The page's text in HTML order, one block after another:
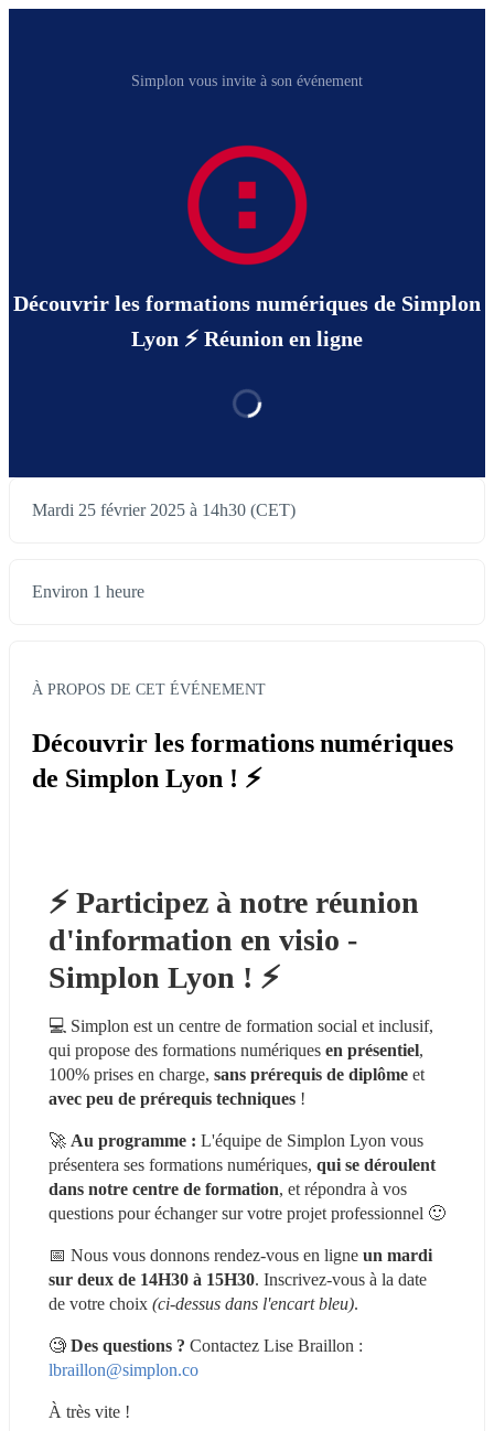
Simplon vous invite à son événement
Découvrir les formations numériques de Simplon
Lyon ⚡️ Réunion en ligne
Mardi 25 février 2025 à 14h30 (CET)
Environ 1 heure
À PROPOS DE CET ÉVÉNEMENT
Découvrir les formations numériques
de Simplon Lyon ! ⚡️
⚡️ Participez à notre réunion
d'information en visio -
Simplon Lyon ! ⚡️
💻 Simplon est un centre de formation social et inclusif,
qui propose des formations numériques en présentiel,
100% prises en charge, sans prérequis de diplôme
avec peu de prérequis techniques !
🚀 Au programme : L'équipe de Simplon Lyon vous
présentera ses formations numériques, qui se déroulent
dans notre centre de formation, et répondra à vos
questions pour échanger sur votre projet professionnel 🙂
📅 Nous vous donnons rendez-vous en ligne un mardi
sur deux de 14H30 à 15H30. Inscrivez-vous à la date
de votre choix (ci-dessus dans l'encart bleu).
🧐 Des questions ?
lbraillon@simplon.co
À très vite !